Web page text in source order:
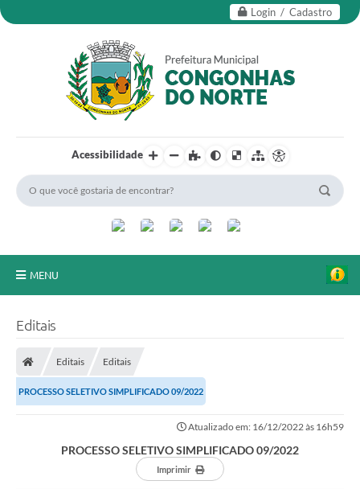
Login / Cadastro
Acessibilidade
MENU
Ouvidoria
Legislação
Editais
Editais Editais
PROCESSO SELETIVO SIMPLIFICADO 09/2022
Atualizado em: 16/12/2022 às 16h59
PROCESSO SELETIVO SIMPLIFICADO 09/2022
Imprimir